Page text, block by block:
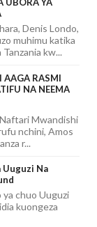
UBORA YA
Denis Londo,
muhimu katika
kw...
AAGA RASMI
NA NEEMA
Mwandishi
nchini, Amos
r...
Uuguzi Na
ya chuo Uuguzi
kuongeza